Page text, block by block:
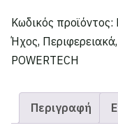
Κωδικός προϊόντος:
Ήχος, Περιφερειακά,
POWERTECH
Περιγραφή